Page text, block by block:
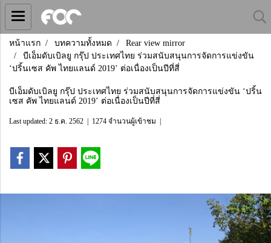
หน้าแรก บทความทั้งหมด
Rear view mirror
บีเอ็มดับเบิลยู กรุ๊ป ประเทศไทย ร่วมสนับสนุนการจัดการแข่งขัน
‘ปริ้นเซส คัพ ไทยแลนด์ 2019’ ต่อเนื่องเป็นปีที่สี่
บีเอ็มดับเบิลยู กรุ๊ป ประเทศไทย ร่วมสนับสนุนการจัดการแข่งขัน ‘ปริ้น
เซส คัพ ไทยแลนด์ 2019’ ต่อเนื่องเป็นปีที่สี่
Last updated: 2 ธ.ค. 2562 1274 จำนวนผู้เข้าชม